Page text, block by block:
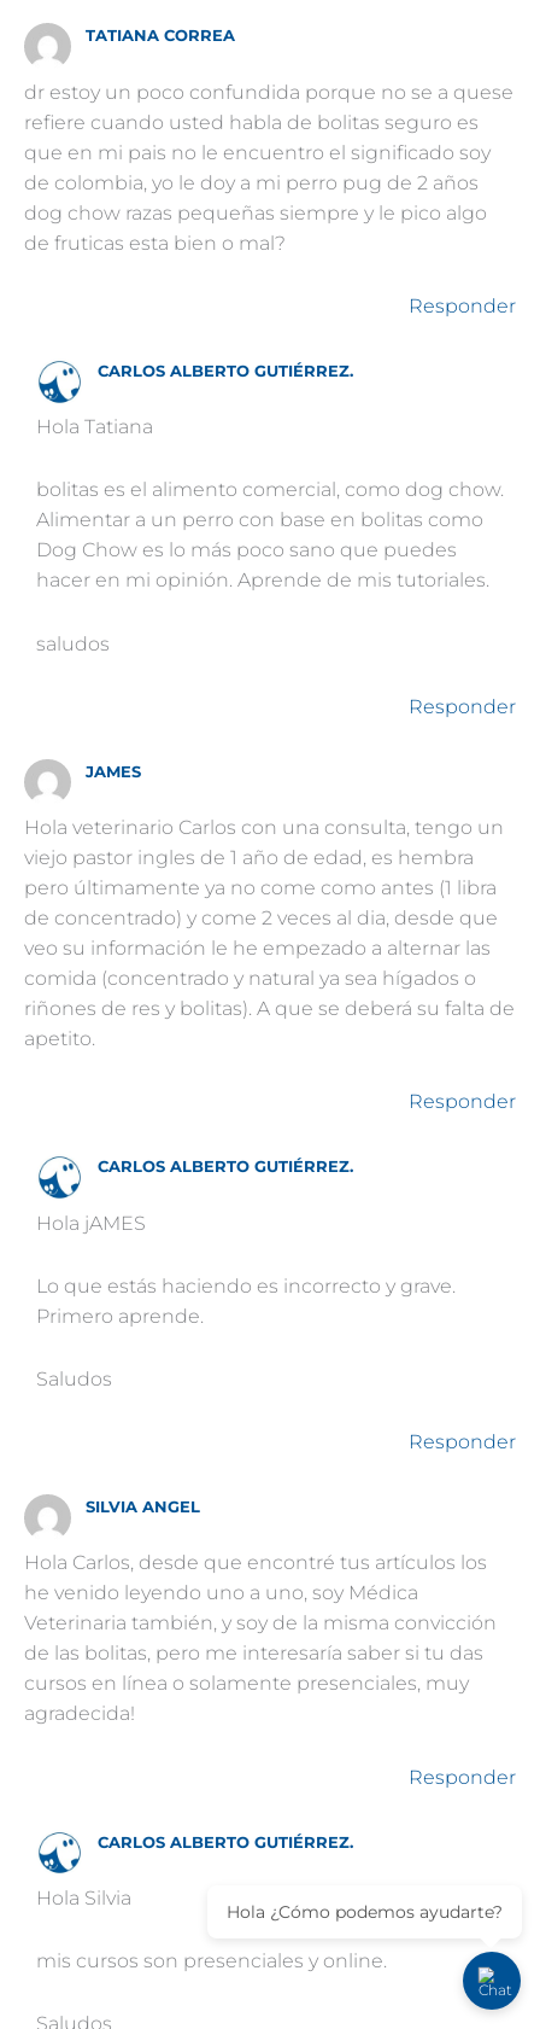
TATIANA CORREA
dr estoy un poco confundida porque no se a quese
refiere cuando usted habla de bolitas seguro es
que en mi pais no le encuentro el significado soy
de colombia, yo le doy a mi perro pug de 2 años
dog chow razas pequeñas siempre y le pico algo
de fruticas esta bien o mal?
Responder
CARLOS ALBERTO GUTIÉRREZ.
Hola Tatiana
bolitas es el alimento comercial, como dog chow.
Alimentar a un perro con base en bolitas como
Dog Chow es lo más poco sano que puedes
hacer en mi opinión. Aprende de mis tutoriales.
saludos
Responder
JAMES
Hola veterinario Carlos con una consulta, tengo un
viejo pastor ingles de 1 año de edad, es hembra
pero últimamente ya no come como antes (1 libra
de concentrado) y come 2 veces al dia, desde que
veo su información le he empezado a alternar las
comida (concentrado y natural ya sea hígados o
riñones de res y bolitas). A que se deberá su falta de
apetito.
Responder
CARLOS ALBERTO GUTIÉRREZ.
Hola jAMES
Lo que estás haciendo es incorrecto y grave.
Primero aprende.
Saludos
Responder
SILVIA ANGEL
Hola Carlos, desde que encontré tus artículos los
he venido leyendo uno a uno, soy Médica
Veterinaria también, y soy de la misma convicción
de las bolitas, pero me interesaría saber si tu das
cursos en línea o solamente presenciales, muy
agradecida!
Responder
CARLOS ALBERTO GUTIÉRREZ.
Hola Silvia
mis cursos son presenciales y online.
Saludos
Hola ¿Cómo podemos ayudarte?